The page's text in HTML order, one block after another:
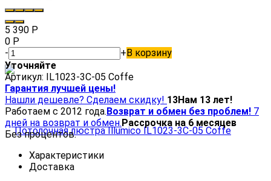
5 390 Р
0 Р
-
+В корзину
Уточняйте
Артикул: IL1023-3C-05 Coffe
Гарантия лучшей цены!
Нашли дешевле? Сделаем скидку! 13Нам 13 лет!
Работаем с 2012 года.Возврат и обмен без проблем! 7
дней на возврат и обмен.Рассрочка на 6 месяцев
Без процентов.
Характеристики
Доставка